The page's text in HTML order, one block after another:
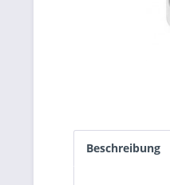
Beschreibung